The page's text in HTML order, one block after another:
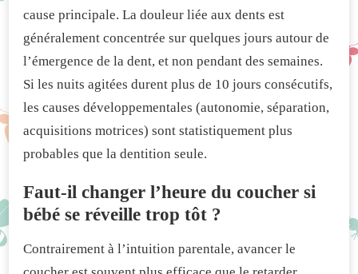
cause principale. La douleur liée aux dents est
généralement concentrée sur quelques jours autour de
l’émergence de la dent, et non pendant des semaines.
Si les nuits agitées durent plus de 10 jours consécutifs,
les causes développementales (autonomie, séparation,
acquisitions motrices) sont statistiquement plus
probables que la dentition seule.
Faut-il changer l’heure du coucher si
bébé se réveille trop tôt ?
Contrairement à l’intuition parentale, avancer le